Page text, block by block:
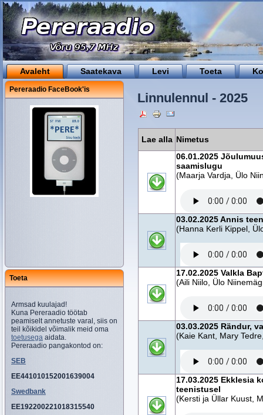
Avaleht Saatekava Levi Toeta
Pereraadio FaceBook'is
Toeta
Armsad kuulajad!
Kuna Pereraadio töötab
peamiselt annetuste varal, siis on
teil kõikidel võimalik meid oma
toetusega aidata.
Pereraadio pangakontod on:
SEB
EE441010152001639004
Swedbank
EE192200221018315540
Linnulennul - 2025
Lae alla Nimetus
06.01.2025
saamislugu
(Maarja Vardja, Ülo
03.02.2025 Annis
(Hanna Kerli Kippel,
17.02.2025 Valkla
(Aili Niilo, Ülo
03.03.2025 Rändur,
(Kaie Kant, Mary
17.03.2025 Ekklesia
teenistusel
(Kersti ja Üllar Kuust,